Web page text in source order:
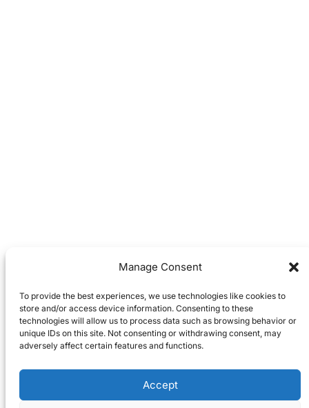
Manage Consent
To provide the best experiences, we use technologies like cookies to
store and/or access device information. Consenting to these
technologies will allow us to process data such as browsing behavior or
unique IDs on this site. Not consenting or withdrawing consent, may
adversely affect certain features and functions.
Accept